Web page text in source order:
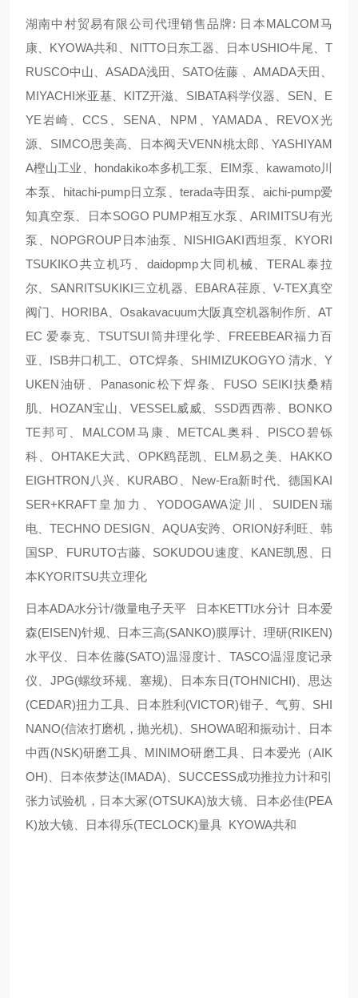
湖南中村贸易有限公司代理销售品牌: 日本MALCOM马
康、KYOWA共和、NITTO日东工器、日本USHIO牛尾、T
RUSCO中山、ASADA浅田、SATO佐藤 、AMADA天田、
MIYACHI米亚基、KITZ开滋、SIBATA科学仪器、SEN、E
YE岩崎、CCS、SENA、NPM、YAMADA、REVOX光
源、SIMCO思美高、日本阀天VENN桃太郎、YASHIYAM
A樫山工业、hondakiko本多机工泵、EIM泵、kawamoto川
本泵、hitachi-pump日立泵、terada寺田泵、aichi-pump爱
知真空泵、日本SOGO PUMP相互水泵、ARIMITSU有光
泵、NOPGROUP日本油泵、NISHIGAKI西坦泵、KYORI
TSUKIKO共立机巧、daidopmp大同机械、TERAL泰拉
尔、SANRITSUKIKI三立机器、EBARA荏原、V-TEX真空
阀门、HORIBA、Osakavacuum大阪真空机器制作所、AT
EC 爱泰克、TSUTSUI筒井理化学、FREEBEAR福力百
亚、ISB井口机工、OTC焊条、SHIMIZUKOGYO 清水、Y
UKEN油研、Panasonic松下焊条、FUSO SEIKI扶桑精
肌、HOZAN宝山、VESSEL威威、SSD西西蒂、BONKO
TE邦可、MALCOM马康、METCAL奥科、PISCO碧铄
科、OHTAKE大武、OPK鸥琵凯、ELM易之美、HAKKO
EIGHTRON八兴、KURABO、New-Era新时代、德国KAI
SER+KRAFT皇加力、YODOGAWA淀川、SUIDEN瑞
电、TECHNO DESIGN、AQUA安跨、ORION好利旺、韩
国SP、FURUTO古藤、SOKUDOU速度、KANE凯恩、日
本KYORITSU共立理化
日本ADA水分计/微量电子天平 日本KETTI水分计 日本爱
森(EISEN)针规、日本三高(SANKO)膜厚计、理研(RIKEN)
水平仪、日本佐藤(SATO)温湿度计、TASCO温湿度记录
仪、JPG(螺纹环规、塞规)、日本东日(TOHNICHI)、思达
(CEDAR)扭力工具、日本胜利(VICTOR)钳子、气剪、SHI
NANO(信浓打磨机，抛光机)、SHOWA昭和振动计、日本
中西(NSK)研磨工具、MINIMO研磨工具、日本爱光（AIK
OH)、日本依梦达(IMADA)、SUCCESS成功推拉力计和引
张力试验机，日本大冢(OTSUKA)放大镜、日本必佳(PEA
K)放大镜、日本得乐(TECLOCK)量具 KYOWA共和